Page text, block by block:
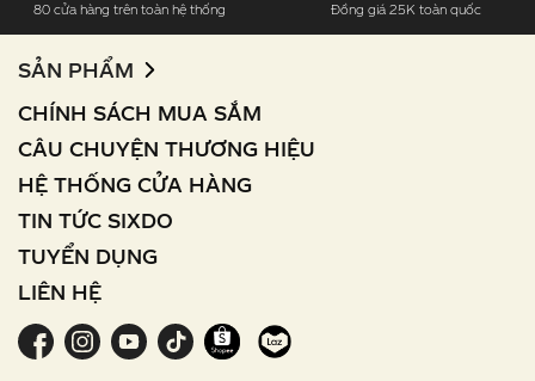
80 cửa hàng trên toàn hệ thống
Đồng giá 25K toàn quốc
SẢN PHẨM
CHÍNH SÁCH MUA SẮM
CÂU CHUYỆN THƯƠNG HIỆU
HỆ THỐNG CỬA HÀNG
TIN TỨC SIXDO
TUYỂN DỤNG
LIÊN HỆ